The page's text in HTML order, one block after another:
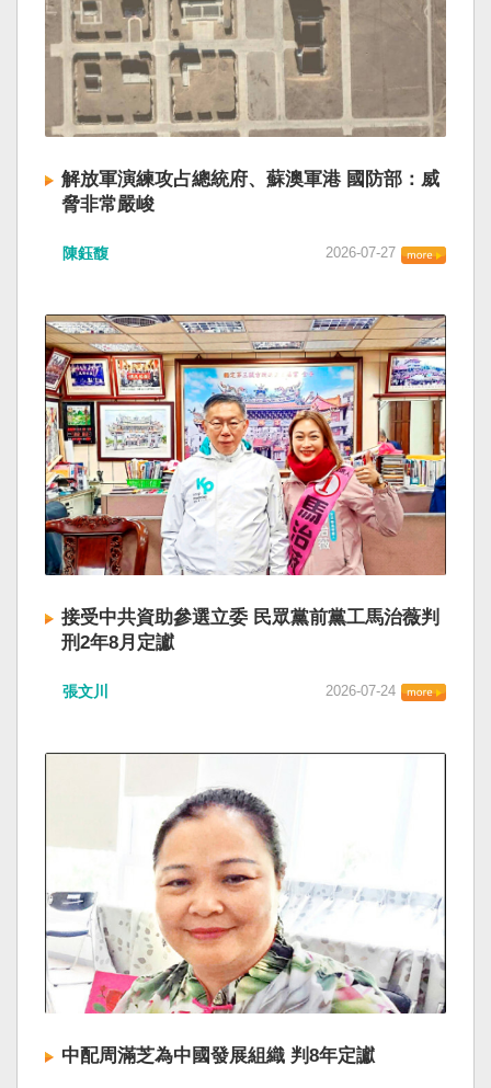
解放軍演練攻占總統府、蘇澳軍港 國防部：威
脅非常嚴峻
陳鈺馥 2026-07-27
接受中共資助參選立委 民眾黨前黨工馬治薇判
刑2年8月定讞
張文川 2026-07-24
中配周滿芝為中國發展組織 判8年定讞